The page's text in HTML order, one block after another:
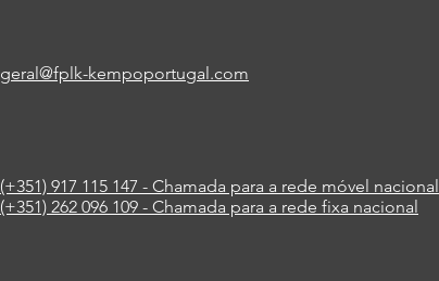
geral@fplk-kempoportugal.com
(+351) 917 115 147 - Chamada para a rede móvel nacional
(+351) 262 096 109 - Chamada para a rede fixa nacional